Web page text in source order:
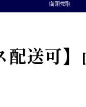
店頭受取
送可】